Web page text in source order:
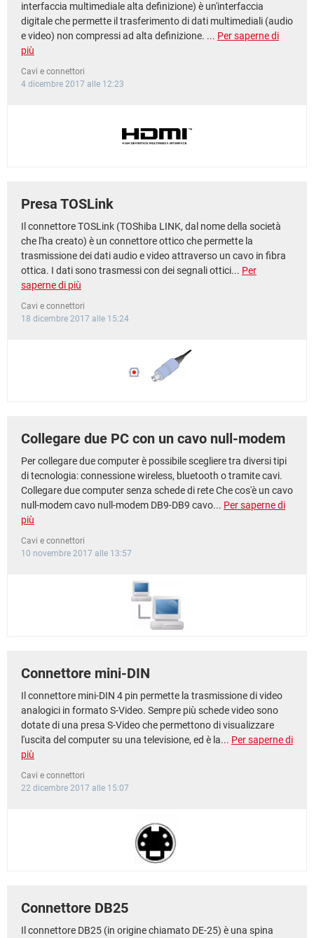
interfaccia multimediale alta definizione) è un'interfaccia
digitale che permette il trasferimento di dati multimediali (audio
e video) non compressi ad alta definizione. ... Per saperne di
più
Cavi e connettori
4 dicembre 2017 alle 12:23
Presa TOSLink
Il connettore TOSLink (TOShiba LINK, dal nome della società
che l'ha creato) è un connettore ottico che permette la
trasmissione dei dati audio e video attraverso un cavo in fibra
ottica. I dati sono trasmessi con dei segnali ottici... Per
saperne di più
Cavi e connettori
18 dicembre 2017 alle 15:24
Collegare due PC con un cavo null-modem
Per collegare due computer è possibile scegliere tra diversi tipi
di tecnologia: connessione wireless, bluetooth o tramite cavi.
Collegare due computer senza schede di rete Che cos'è un cavo
null-modem cavo null-modem DB9-DB9 cavo... Per saperne di
più
Cavi e connettori
10 novembre 2017 alle 13:57
Connettore mini-DIN
Il connettore mini-DIN 4 pin permette la trasmissione di video
analogici in formato S-Video. Sempre più schede video sono
dotate di una presa S-Video che permettono di visualizzare
l'uscita del computer su una televisione, ed è la... Per saperne di
più
Cavi e connettori
22 dicembre 2017 alle 15:07
Connettore DB25
Il connettore DB25 (in origine chiamato DE-25) è una spina